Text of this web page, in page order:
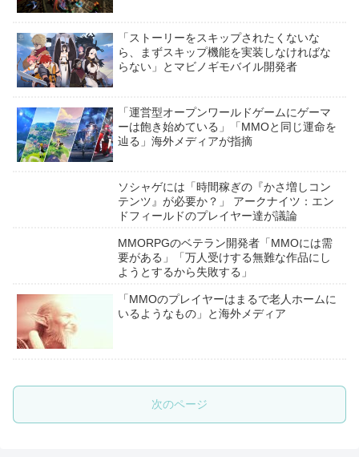
「ストーリーをスキップされたくないな
ら、まずスキップ機能を実装しなければな
らない」とマビノギモバイル開発者
「運営型オープンワールドゲームにゲーマ
ーは飽き始めている」「MMOと同じ運命を
辿る」海外メディアが指摘
ソシャゲには「時間稼ぎの『かさ増しコン
テンツ』が必要か？」 アークナイツ：エン
ドフィールドのプレイヤー達が議論
MMORPGのベテラン開発者「MMOには需
要がある」「万人受けする無難な作品にし
ようとするから失敗する」
「MMOのプレイヤーはまるで老人ホームに
いるようなもの」と海外メディア
次のページ